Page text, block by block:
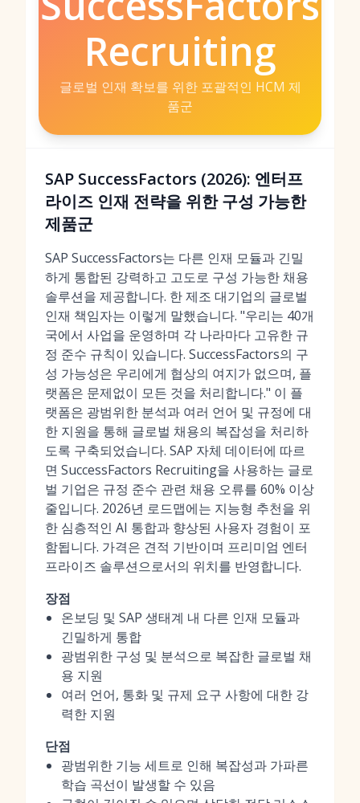
Recruiting
글로벌 인재 확보를 위한 포괄적인 HCM 제
품군
SAP SuccessFactors (2026): 엔터프
라이즈 인재 전략을 위한 구성 가능한
제품군
SAP SuccessFactors는 다른 인재 모듈과 긴밀
하게 통합된 강력하고 고도로 구성 가능한 채용
솔루션을 제공합니다. 한 제조 대기업의 글로벌
인재 책임자는 이렇게 말했습니다. "우리는 40개
국에서 사업을 운영하며 각 나라마다 고유한 규
정 준수 규칙이 있습니다. SuccessFactors의 구
성 가능성은 우리에게 협상의 여지가 없으며, 플
랫폼은 문제없이 모든 것을 처리합니다." 이 플
랫폼은 광범위한 분석과 여러 언어 및 규정에 대
한 지원을 통해 글로벌 채용의 복잡성을 처리하
도록 구축되었습니다. SAP 자체 데이터에 따르
면 SuccessFactors Recruiting을 사용하는 글로
벌 기업은 규정 준수 관련 채용 오류를 60% 이상
줄입니다. 2026년 로드맵에는 지능형 추천을 위
한 심층적인 AI 통합과 향상된 사용자 경험이 포
함됩니다. 가격은 견적 기반이며 프리미엄 엔터
프라이즈 솔루션으로서의 위치를 반영합니다.
장점
온보딩 및 SAP 생태계 내 다른 인재 모듈과
긴밀하게 통합
광범위한 구성 및 분석으로 복잡한 글로벌 채
용 지원
여러 언어, 통화 및 규제 요구 사항에 대한 강
력한 지원
단점
광범위한 기능 세트로 인해 복잡성과 가파른
학습 곡선이 발생할 수 있음